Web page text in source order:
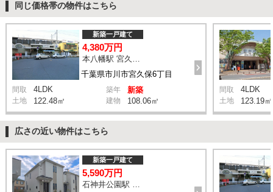
同じ価格帯の物件はこちら
千葉県市川市宮久保6丁目
新築一戸建て
4,380万円
間取 4LDK 築年 新築
土地 122.48㎡ 建物 108.06㎡
間取 4LDK
土地 123.19㎡
広さの近い物件はこちら
新築一戸建て
5,590万円
石神井公園駅 橋戸小学校 バス15分 停歩4分